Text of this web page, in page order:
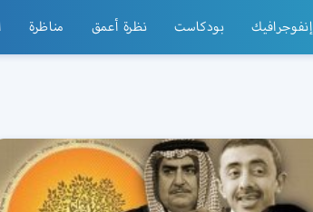
إنفوجرافيك بودكاست نظرة أعمق مناظرة